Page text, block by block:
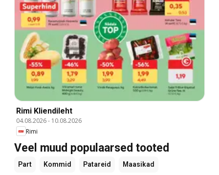
Rimi Kliendileht
04.08.2026- 10.08.2026
Rimi
Veel muud populaarsed tooted
Part Kommid Patareid Maasikad